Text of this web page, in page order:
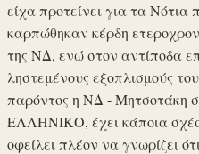
είχα προτείνει για τα
καρπώθηκαν κέρδη
της ΝΔ, ενώ στον αντίποδα
ληστεμένους εξοπλισμούς
παρόντος η ΝΔ - Μητσοτάκη
ΕΛΛΗΝΙΚΟ, έχει κάποια
οφείλει πλέον να γνωρίζει